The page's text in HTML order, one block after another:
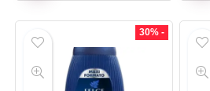
- 30%